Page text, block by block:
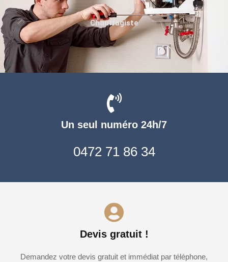
Un seul numéro 24h/7
0472 71 86 34
Devis gratuit !
Demandez votre devis gratuit et immédiat par téléphone,
Chauffagiste